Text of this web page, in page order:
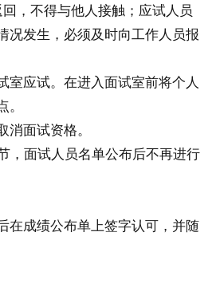
，不得与他人接触；应试人员
况发生，必须及时向工作人员报
室应试。在进入面试室前将个人
面试资格。
，面试人员名单公布后不再进行
在成绩公布单上签字认可，并随